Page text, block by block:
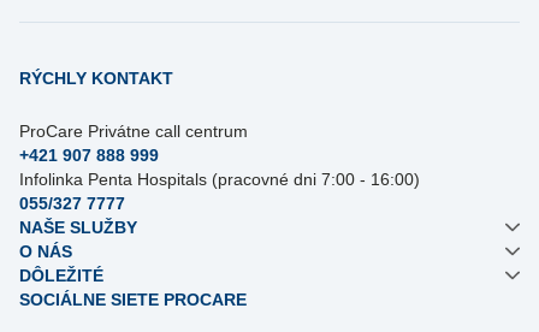
RÝCHLY KONTAKT
ProCare Privátne call centrum
+421 907 888 999
Infolinka Penta Hospitals (pracovné dni 7:00 - 16:00)
055/327 7777
NAŠE SLUŽBY
O NÁS
DÔLEŽITÉ
SOCIÁLNE SIETE PROCARE